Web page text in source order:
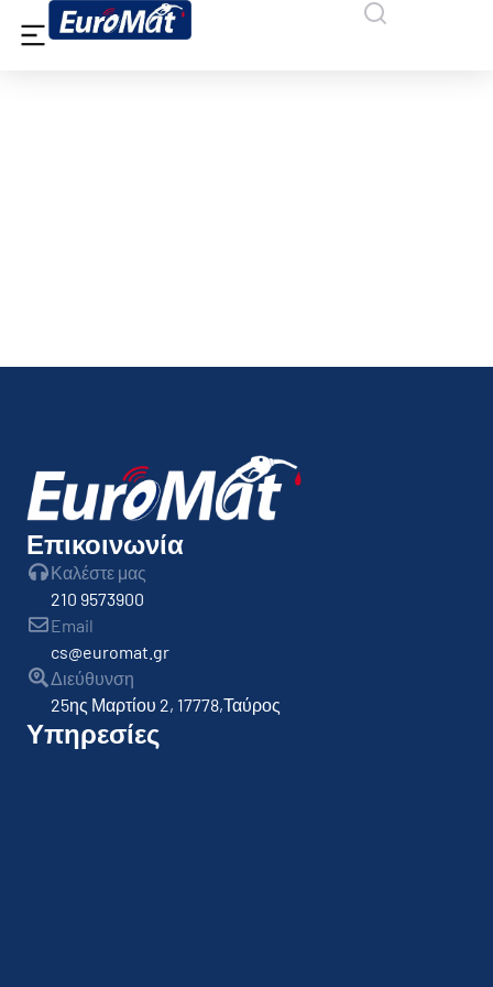
Επικοινωνία
Καλέστε μας
210 9573900
Email
cs@euromat.gr
Διεύθυνση
25ης Μαρτίου 2, 17778,Ταύρος
Υπηρεσίες